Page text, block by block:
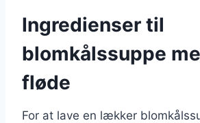
Ingredienser til
blomkålssuppe
fløde
For at lave en lækker